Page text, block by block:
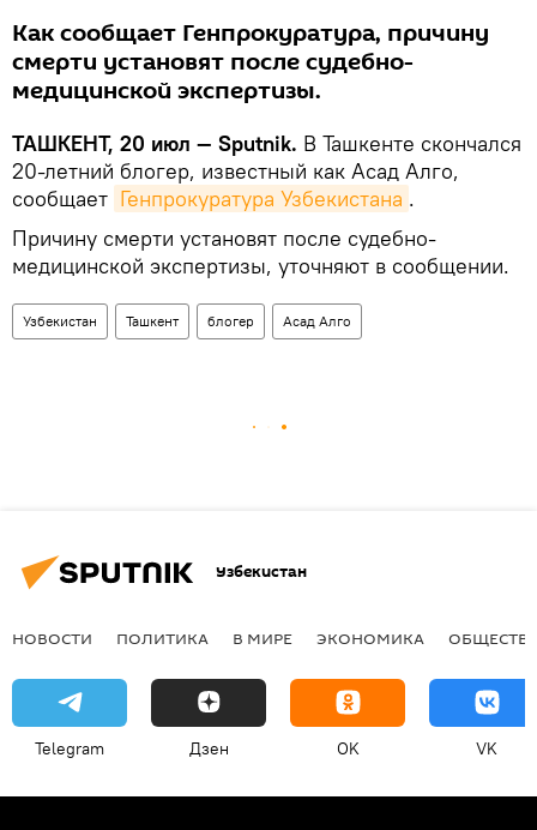
Как сообщает Генпрокуратура, причину
смерти установят после судебно-
медицинской экспертизы.
ТАШКЕНТ, 20 июл — Sputnik. В Ташкенте скончался
20-летний блогер, известный как Асад Алго,
сообщает Генпрокуратура Узбекистана .
Причину смерти установят после судебно-
медицинской экспертизы, уточняют в сообщении.
Узбекистан Ташкент блогер Асад Алго
Узбекистан
НОВОСТИ ПОЛИТИКА В МИРЕ ЭКОНОМИКА
Telegram Дзен OK VK